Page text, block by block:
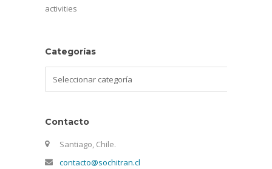
activities
Categorías
Contacto
Santiago, Chile.
contacto@sochitran.cl